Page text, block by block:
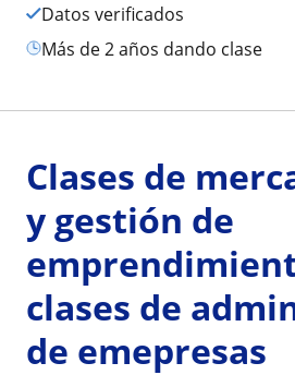
Datos verificados
más de 2 años dando clase
Clases de
y gestión de
clases de
de emepresas